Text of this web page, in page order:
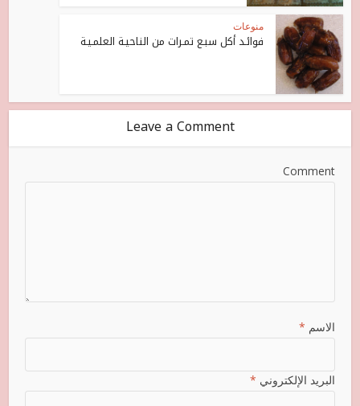
منوعات
فوائـد أكل سبـع تمـرات من الناحيـة العلمـيـة
Leave a Comment
Comment
الاسم *
البريد الإلكتروني *